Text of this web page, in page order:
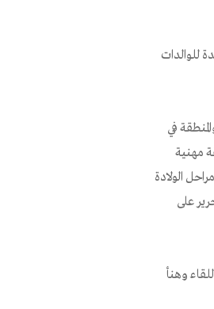
للوالدات
في
مهنية
الولادة
على
وهنأ